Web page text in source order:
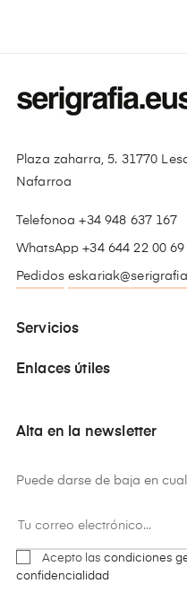
Plaza zaharra, 5. 31770
Nafarroa
Telefonoa +34 948 637 167
WhatsApp +34 644 22 00 69
Pedidos
Servicios
Enlaces útiles
Alta en la newsletter
Puede darse de baja en
Acepto las condiciones
confidencialidad